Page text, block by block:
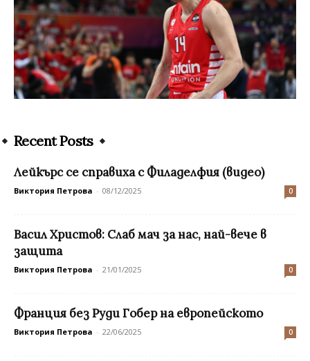
Recent Posts
Лейкърс се справиха с Филаделфия (видео)
Виктория Петрова - 08/12/2025 0
Васил Христов: Слаб мач за нас, най-вече в
защита
Виктория Петрова - 21/01/2025 0
Франция без Руди Гобер на европейското
Виктория Петрова - 22/06/2025 0